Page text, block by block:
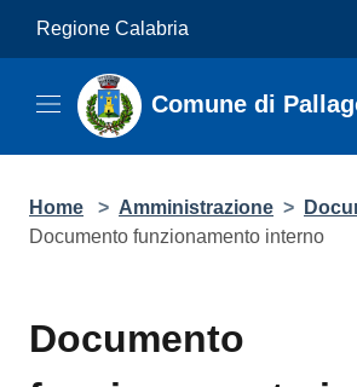
Salta al contenuto principale
Regione Calabria
Comune di
Home > Amministrazione >
Documento funzionamento interno
Documento